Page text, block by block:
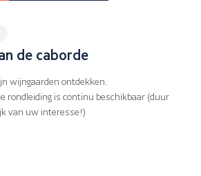
de caborde
wijngaarden ontdekken.
rondleiding is continu beschikbaar (duur
van uw interesse!)